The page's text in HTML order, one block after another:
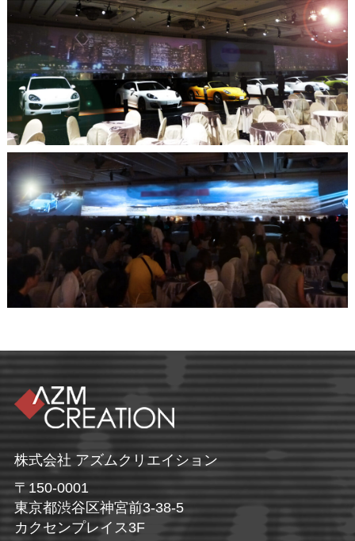
株式会社 アズムクリエイション
〒150-0001
東京都渋谷区神宮前3-38-5
カクセンプレイス3F